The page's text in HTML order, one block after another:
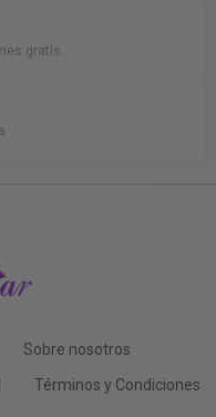
gratis
Sobre nosotros
Términos y Condiciones